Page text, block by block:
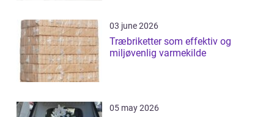
03 june 2026
Træbriketter som effektiv og
miljøvenlig varmekilde
05 may 2026